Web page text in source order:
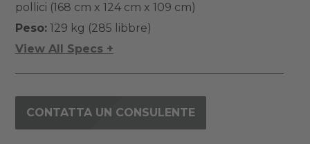
pollici (168 cm x 124 cm x 109 cm)
Peso:129 kg (285 libbre)
View All Specs +
CONTATTA UN CONSULENTE